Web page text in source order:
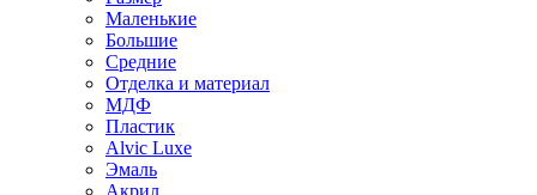
Маленькие
Большие
Средние
Отделка и материал
МДФ
Пластик
Alvic Luxe
Эмаль
Акрил